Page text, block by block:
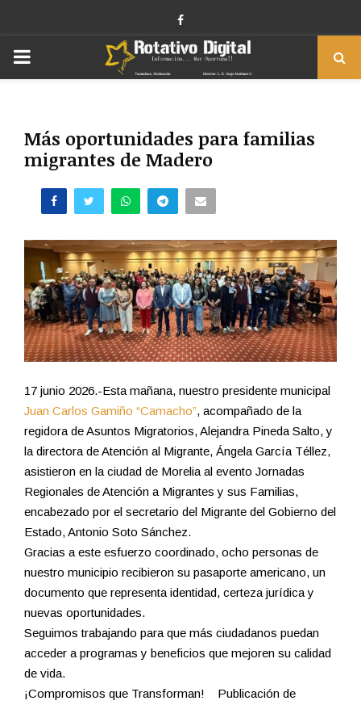
Facebook
PRIMARY
Más oportunidades para familias
migrantes de Madero
17 junio 2026.-Esta mañana, nuestro presidente municipal
Juan Carlos Gamiño “Camacho”, acompañado de la
regidora de Asuntos Migratorios, Alejandra Pineda Salto, y
la directora de Atención al Migrante, Ángela García Téllez,
asistieron en la ciudad de Morelia al evento Jornadas
Regionales de Atención a Migrantes y sus Familias,
encabezado por el secretario del Migrante del Gobierno del
Estado, Antonio Soto Sánchez.
Gracias a este esfuerzo coordinado, ocho personas de
nuestro municipio recibieron su pasaporte americano, un
documento que representa identidad, certeza jurídica y
nuevas oportunidades.
Seguimos trabajando para que más ciudadanos puedan
acceder a programas y beneficios que mejoren su calidad
de vida.
¡Compromisos que Transforman! Publicación de